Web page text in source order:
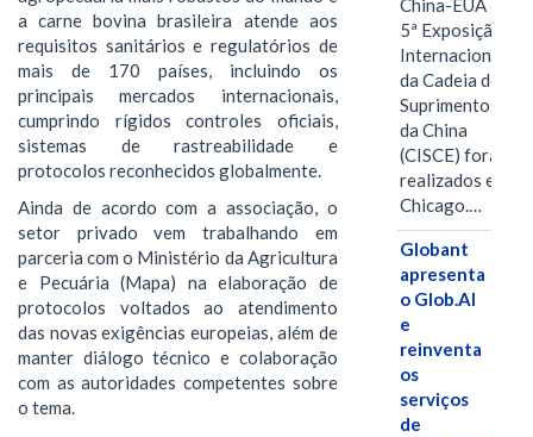
a carne bovina brasileira atende aos
requisitos sanitários e regulatórios de
mais de 170 países, incluindo os
principais mercados internacionais,
cumprindo rígidos controles oficiais,
sistemas de rastreabilidade e
protocolos reconhecidos globalmente.
Ainda de acordo com a associação, o
setor privado vem trabalhando em
parceria com o Ministério da Agricultura
e Pecuária (Mapa) na elaboração de
protocolos voltados ao atendimento
das novas exigências europeias, além de
manter diálogo técnico e colaboração
com as autoridades competentes sobre
o tema.
China-EUA e a
5ª Exposição
Internacional
da Cadeia de
Suprimentos
da China
(CISCE) foram
realizados em
Chicago.…
Globant
apresenta
o Glob.AI
e
reinventa
os
serviços
de